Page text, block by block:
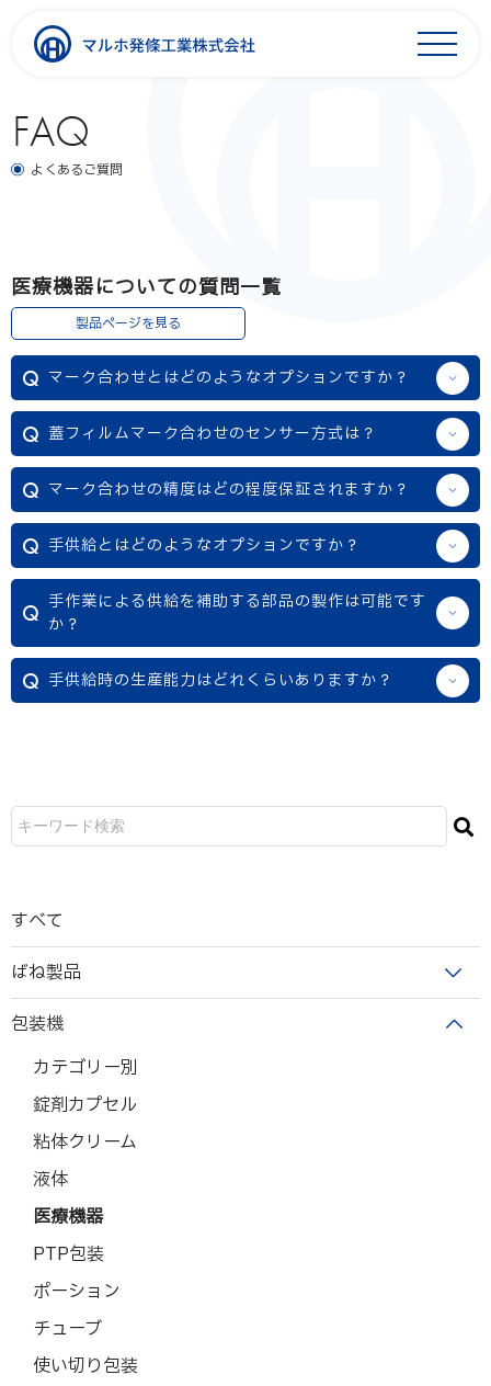
FAQ
よくあるご質問
医療機器についての質問一覧
製品ページを見る
マーク合わせとはどのようなオプションですか？
蓋フィルムマーク合わせのセンサー方式は？
マーク合わせの精度はどの程度保証されますか？
手供給とはどのようなオプションですか？
手作業による供給を補助する部品の製作は可能です
か？
手供給時の生産能力はどれくらいありますか？
すべて
ばね製品
包装機
カテゴリー別
錠剤カプセル
粘体クリーム
液体
医療機器
PTP包装
ポーション
チューブ
使い切り包装